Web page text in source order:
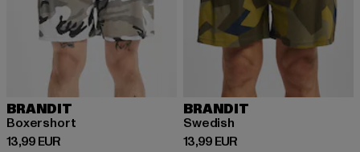
BRANDIT
Boxershort
13,99 EUR
Derzeitiger Preis: 13,99 EUR
BRANDIT
Swedish
13,99 EUR
Derzeitiger Preis: 13,99 EUR